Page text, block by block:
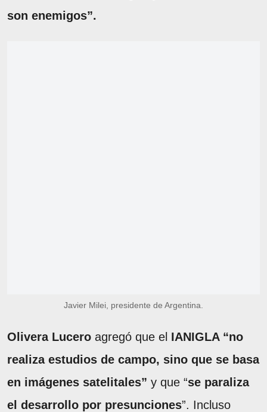
son enemigos”.
Javier Milei, presidente de Argentina.
Olivera Lucero agregó que el IANIGLA “no
realiza estudios de campo, sino que se basa
en imágenes satelitales” y que “se paraliza
el desarrollo por presunciones”. Incluso